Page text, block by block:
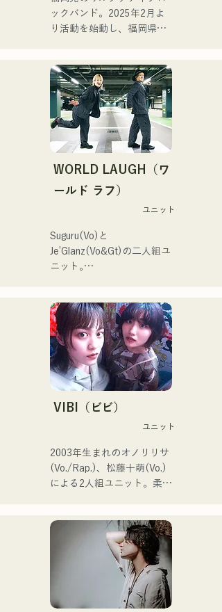
支えるようにメンバーの個
性が生かされ、その音も優
しく温かい。
や野外イベントなどに出演
中。またSNSでの動画投
稿・配信の活動も行ってい
る。
韓国のアイドルSTAYCのメ
行をされていた際、清流公
園で行われていた「ファン
き、ハルノウタがとてもよ
い！と感想をいただきおす
すめした。
ックバンド。2025年2月よ
り活動を始動し、福岡県内
寄り添う歌詞、耳に残るギ
ターリフを意識し、聞く人
の心に刻まれるようなサウ
ンドづくりを目指してい
WORLD LAUGH（ワ
ールド ラフ）
ユニット
Suguru(Vo)と
Je’Glanz(Vo&Gt)の二人組ユ
ニット｡
力的に活動中｡
SNS動画総再生数350万回
再生超え､ SNS総フォロワ
ー11.9万人突破！
また2024年第106回全国高
等学校野球選手権大会の
J:COM福岡•熊本•下関のテー
2026年6月3日に新曲
「Hello say goodbye」を自
VIBI（ビビ）
ユニット
2003年生まれのオノリリサ
(Vo./Rap.)、松藤十萌(Vo.)
による2人組ユニット。柔ら
た楽曲と、温かくも芯のあ
る歌声で、聴く人の心にそ
っと寄り添う楽曲を制作し
1stシングル「雑に畳んで」